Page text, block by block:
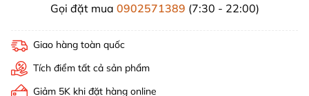
Gọi đặt mua 0902571389 (7:30 - 22:00)
Giao hàng toàn quốc
Tích điểm tất cả sản phẩm
Giảm 5K khi đặt hàng online